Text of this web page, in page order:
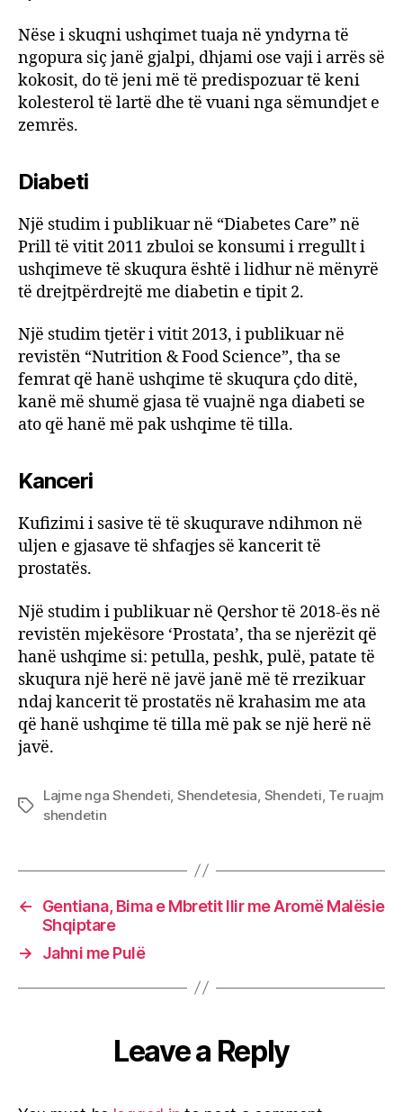
Nëse i skuqni ushqimet tuaja në yndyrna të
ngopura siç janë gjalpi, dhjami ose vaji i arrës së
kokosit, do të jeni më të predispozuar të keni
kolesterol të lartë dhe të vuani nga sëmundjet e
zemrës.
Diabeti
Një studim i publikuar në “Diabetes Care” në
Prill të vitit 2011 zbuloi se konsumi i rregullt i
ushqimeve të skuqura është i lidhur në mënyrë
të drejtpërdrejtë me diabetin e tipit 2.
Një studim tjetër i vitit 2013, i publikuar në
revistën “Nutrition & Food Science”, tha se
femrat që hanë ushqime të skuqura çdo ditë,
kanë më shumë gjasa të vuajnë nga diabeti se
ato që hanë më pak ushqime të tilla.
Kanceri
Kufizimi i sasive të të skuqurave ndihmon në
uljen e gjasave të shfaqjes së kancerit të
prostatës.
Një studim i publikuar në Qershor të 2018-ës në
revistën mjekësore ‘Prostata’, tha se njerëzit që
hanë ushqime si: petulla, peshk, pulë, patate të
skuqura një herë në javë janë më të rrezikuar
ndaj kancerit të prostatës në krahasim me ata
që hanë ushqime të tilla më pak se një herë në
javë.
Tags
Lajme nga Shendeti Shendetesia Shendeti Te ruajm
shendetin
←
Gentiana, Bima e Mbretit Ilir me Aromë Malësie
Shqiptare
→
Jahni me Pulë
Leave a Reply